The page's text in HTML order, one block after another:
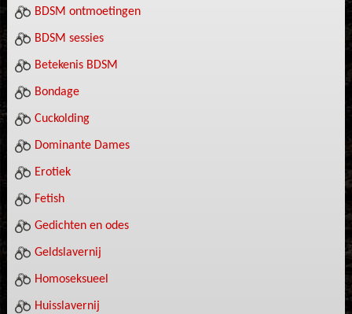
BDSM ontmoetingen
BDSM sessies
Betekenis BDSM
Bondage
Cuckolding
Dominante Dames
Erotiek
Fetish
Gedichten en odes
Geldslavernij
Homoseksueel
Huisslavernij